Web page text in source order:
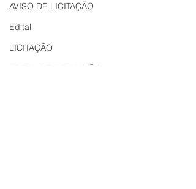
AVISO DE LICITAÇÃO
Edital
LICITAÇÃO
EDITAL DE INTIMAÇÃO